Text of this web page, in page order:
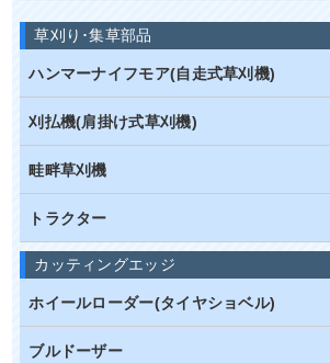
草刈り･集草部品
ハンマーナイフモア(自走式草刈機)
刈払機(肩掛け式草刈機)
畦畔草刈機
トラクター
カッティングエッジ
ホイールローダー(タイヤショベル)
ブルドーザー